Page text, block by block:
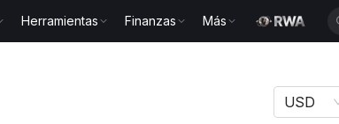
Herramientas Finanzas Más
USD